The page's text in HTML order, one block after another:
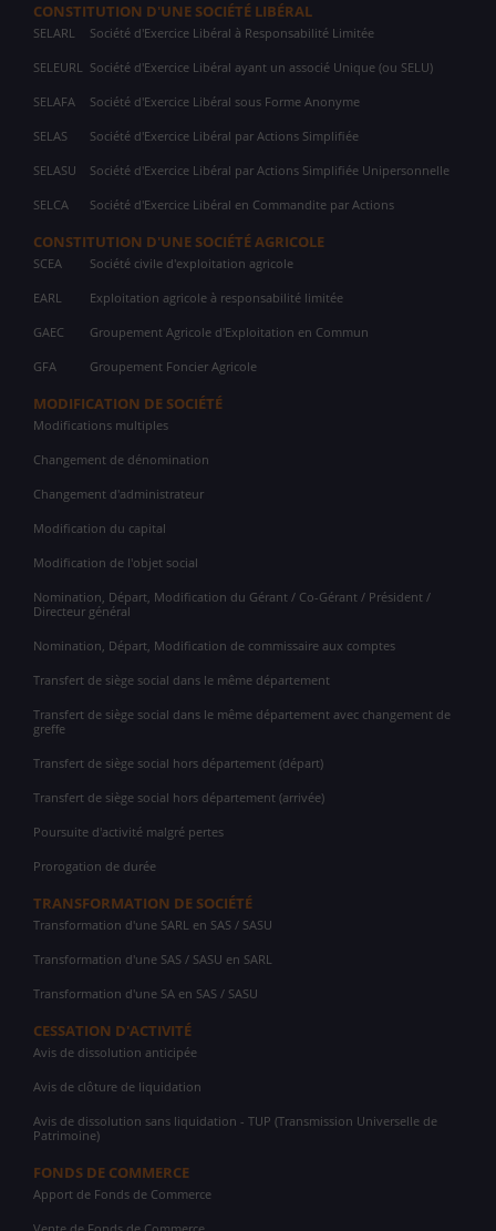
CONSTITUTION D'UNE SOCIÉTÉ LIBÉRAL
SELARL Société d'Exercice Libéral à Responsabilité Limitée
SELEURL Société d'Exercice Libéral ayant un associé Unique (ou SELU)
SELAFA Société d'Exercice Libéral sous Forme Anonyme
SELAS Société d'Exercice Libéral par Actions Simplifiée
SELASU Société d'Exercice Libéral par Actions Simplifiée Unipersonnelle
SELCA Société d'Exercice Libéral en Commandite par Actions
CONSTITUTION D'UNE SOCIÉTÉ AGRICOLE
SCEA Société civile d'exploitation agricole
EARL Exploitation agricole à responsabilité limitée
GAEC Groupement Agricole d'Exploitation en Commun
GFA Groupement Foncier Agricole
MODIFICATION DE SOCIÉTÉ
Modifications multiples
Changement de dénomination
Changement d'administrateur
Modification du capital
Modification de l'objet social
Nomination, Départ, Modification du Gérant / Co-Gérant / Président /
Directeur général
Nomination, Départ, Modification de commissaire aux comptes
Transfert de siège social dans le même département
Transfert de siège social dans le même département avec changement de
greffe
Transfert de siège social hors département (départ)
Transfert de siège social hors département (arrivée)
Poursuite d'activité malgré pertes
Prorogation de durée
TRANSFORMATION DE SOCIÉTÉ
Transformation d'une SARL en SAS / SASU
Transformation d'une SAS / SASU en SARL
Transformation d'une SA en SAS / SASU
CESSATION D'ACTIVITÉ
Avis de dissolution anticipée
Avis de clôture de liquidation
Avis de dissolution sans liquidation - TUP (Transmission Universelle de
Patrimoine)
FONDS DE COMMERCE
Apport de Fonds de Commerce